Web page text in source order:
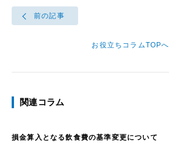
前の記事
お役立ちコラムTOPへ
関連コラム
損金算入となる飲食費の基準変更について